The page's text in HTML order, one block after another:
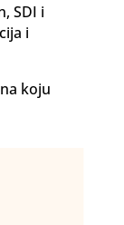
SDI i
i
koju